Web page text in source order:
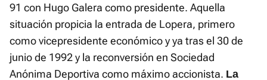
91 con Hugo Galera como presidente. Aquella
situación propicia la entrada de Lopera, primero
como vicepresidente económico y ya tras el 30 de
junio de 1992 y la reconversión en Sociedad
Anónima Deportiva como máximo accionista. La